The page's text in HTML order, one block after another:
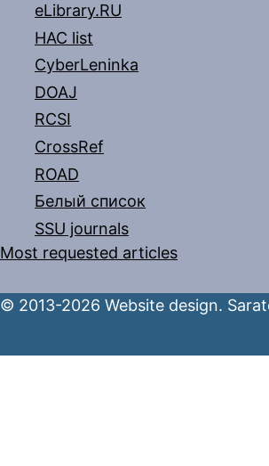
eLibrary.RU
HAC list
CyberLeninka
DOAJ
RCSI
CrossRef
ROAD
Белый список
SSU journals
Most requested articles
© 2013-2026 Website design.